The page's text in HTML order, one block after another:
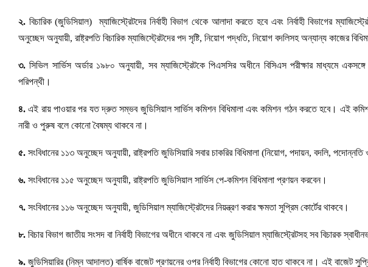
২. বিচারিক (জুডিসিয়াল) ম্যাজিস্ট্রেটদের নির্বাহী বিভাগ থেকে আলাদা করতে হবে এবং নির্বাহী বিভাগের
অনুচ্ছেদ অনুযায়ী, রাষ্ট্রপতি বিচারিক ম্যাজিস্ট্রেটদের পদ সৃষ্টি, নিয়োগ পদ্ধতি, নিয়োগ বদলিসহ অন্যান্য কাজের
৩. সিভিল সার্ভিস অর্ডার ১৯৮০ অনুযায়ী, সব ম্যাজিস্ট্রেটকে পিএসসির অধীনে বিসিএস পরীক্ষার মাধ্যমে
পরিপন্থী।
৪. এই রায় পাওয়ার পর যত দ্রুত সম্ভব জুডিসিয়াল সার্ভিস কমিশন বিধিমালা এবং কমিশন গঠন করতে হবে। এই
নারী ও পুরুষ বলে কোনো বৈষম্য থাকবে না।
৫. সংবিধানের ১১৩ অনুচ্ছেদ অনুযায়ী, রাষ্ট্রপতি জুডিসিয়ারি সবার চাকরির বিধিমালা (নিয়োগ, পদায়ন, বদলি,
৬. সংবিধানের ১১৫ অনুচ্ছেদ অনুযায়ী, রাষ্ট্রপতি জুডিসিয়াল সার্ভিস পে-কমিশন বিধিমালা প্রণয়ন করবেন।
৭. সংবিধানের ১১৬ অনুচ্ছেদ অনুযায়ী, জুডিসিয়াল ম্যাজিস্ট্রেটদের নিয়ন্ত্রণ করার ক্ষমতা সুপ্রিম কোর্টের থাকবে।
৮. বিচার বিভাগ জাতীয় সংসদ বা নির্বাহী বিভাগের অধীনে থাকবে না এবং জুডিসিয়াল ম্যাজিস্ট্রেটসহ সব বিচারক
৯. জুডিসিয়ারির (নিম্ন আদালত) বার্ষিক বাজেট প্রণয়নের ওপর নির্বাহী বিভাগের কোনো হাত থাকবে না। এই বাজেট